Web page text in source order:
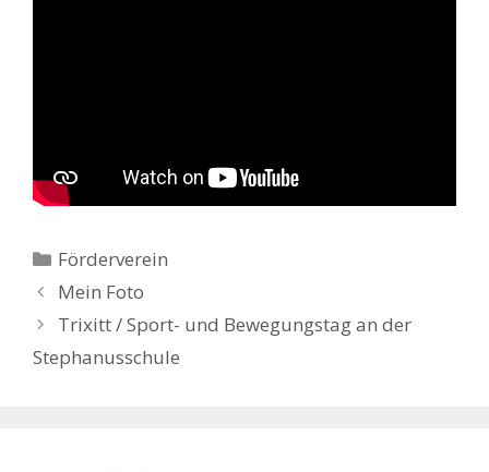
Kategorien
Förderverein
Beitrags-
Navigation
Mein Foto
Trixitt / Sport- und Bewegungstag an der
Stephanusschule